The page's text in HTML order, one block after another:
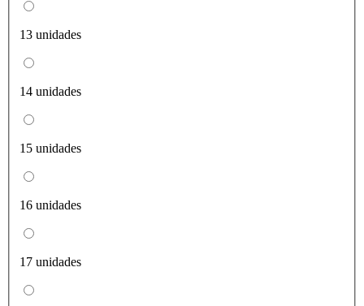
13 unidades
14 unidades
15 unidades
16 unidades
17 unidades